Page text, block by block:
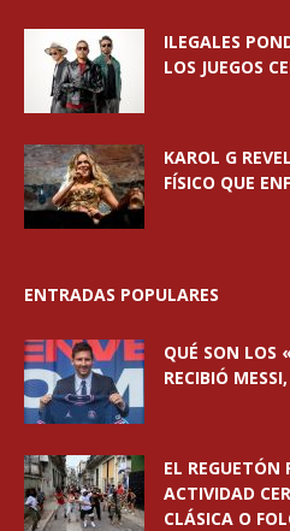
ILEGALES
LOS JUEGOS
KAROL G
FÍSICO QUE
ENTRADAS POPULARES
QUÉ SON LOS
RECIBIÓ
EL REGUETÓN
ACTIVIDAD
CLÁSICA O